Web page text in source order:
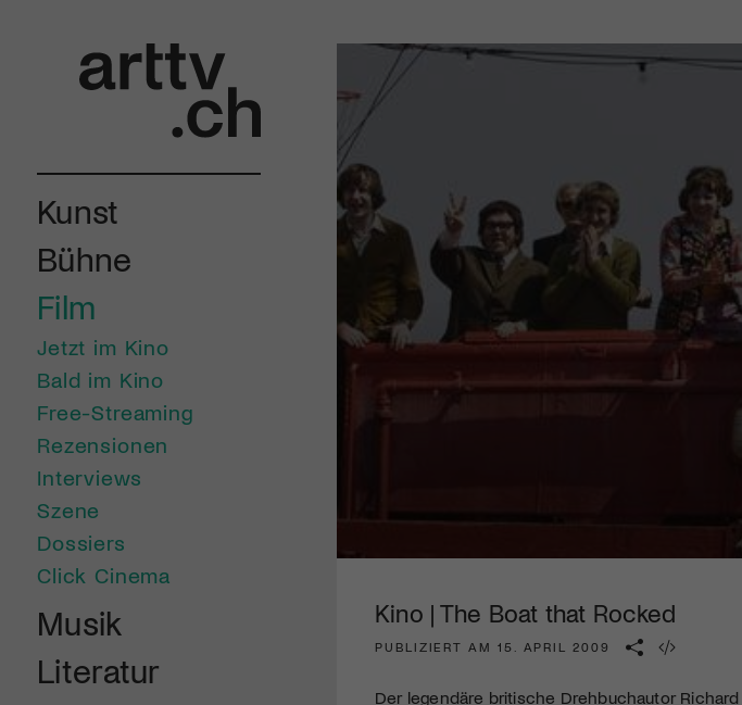
Kunst
Bühne
Film
Jetzt im Kino
Bald im Kino
Free-Streaming
Rezensionen
Interviews
Szene
Dossiers
Click Cinema
Musik
Literatur
Kino | The Boat that Rocked
PUBLIZIERT AM 15. APRIL 2009
Der legendäre britische Drehbuchautor
Mit deiner Mitgliedschaft
diversen Kulturevents.
Jetzt Mitglied werden